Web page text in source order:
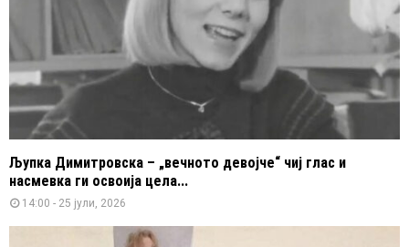
Љупка Димитровска – „вечното девојче“ чиј глас и
насмевка ги освоија цела...
14:00 - 25 јули, 2026